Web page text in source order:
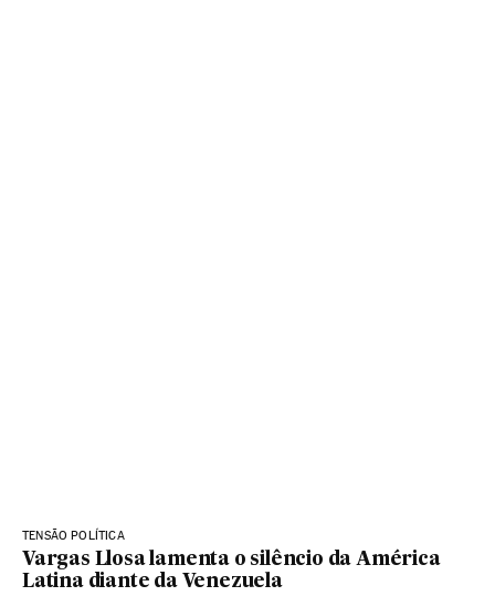
TENSÃO POLÍTICA
Vargas Llosa lamenta o silêncio da América
Latina diante da Venezuela